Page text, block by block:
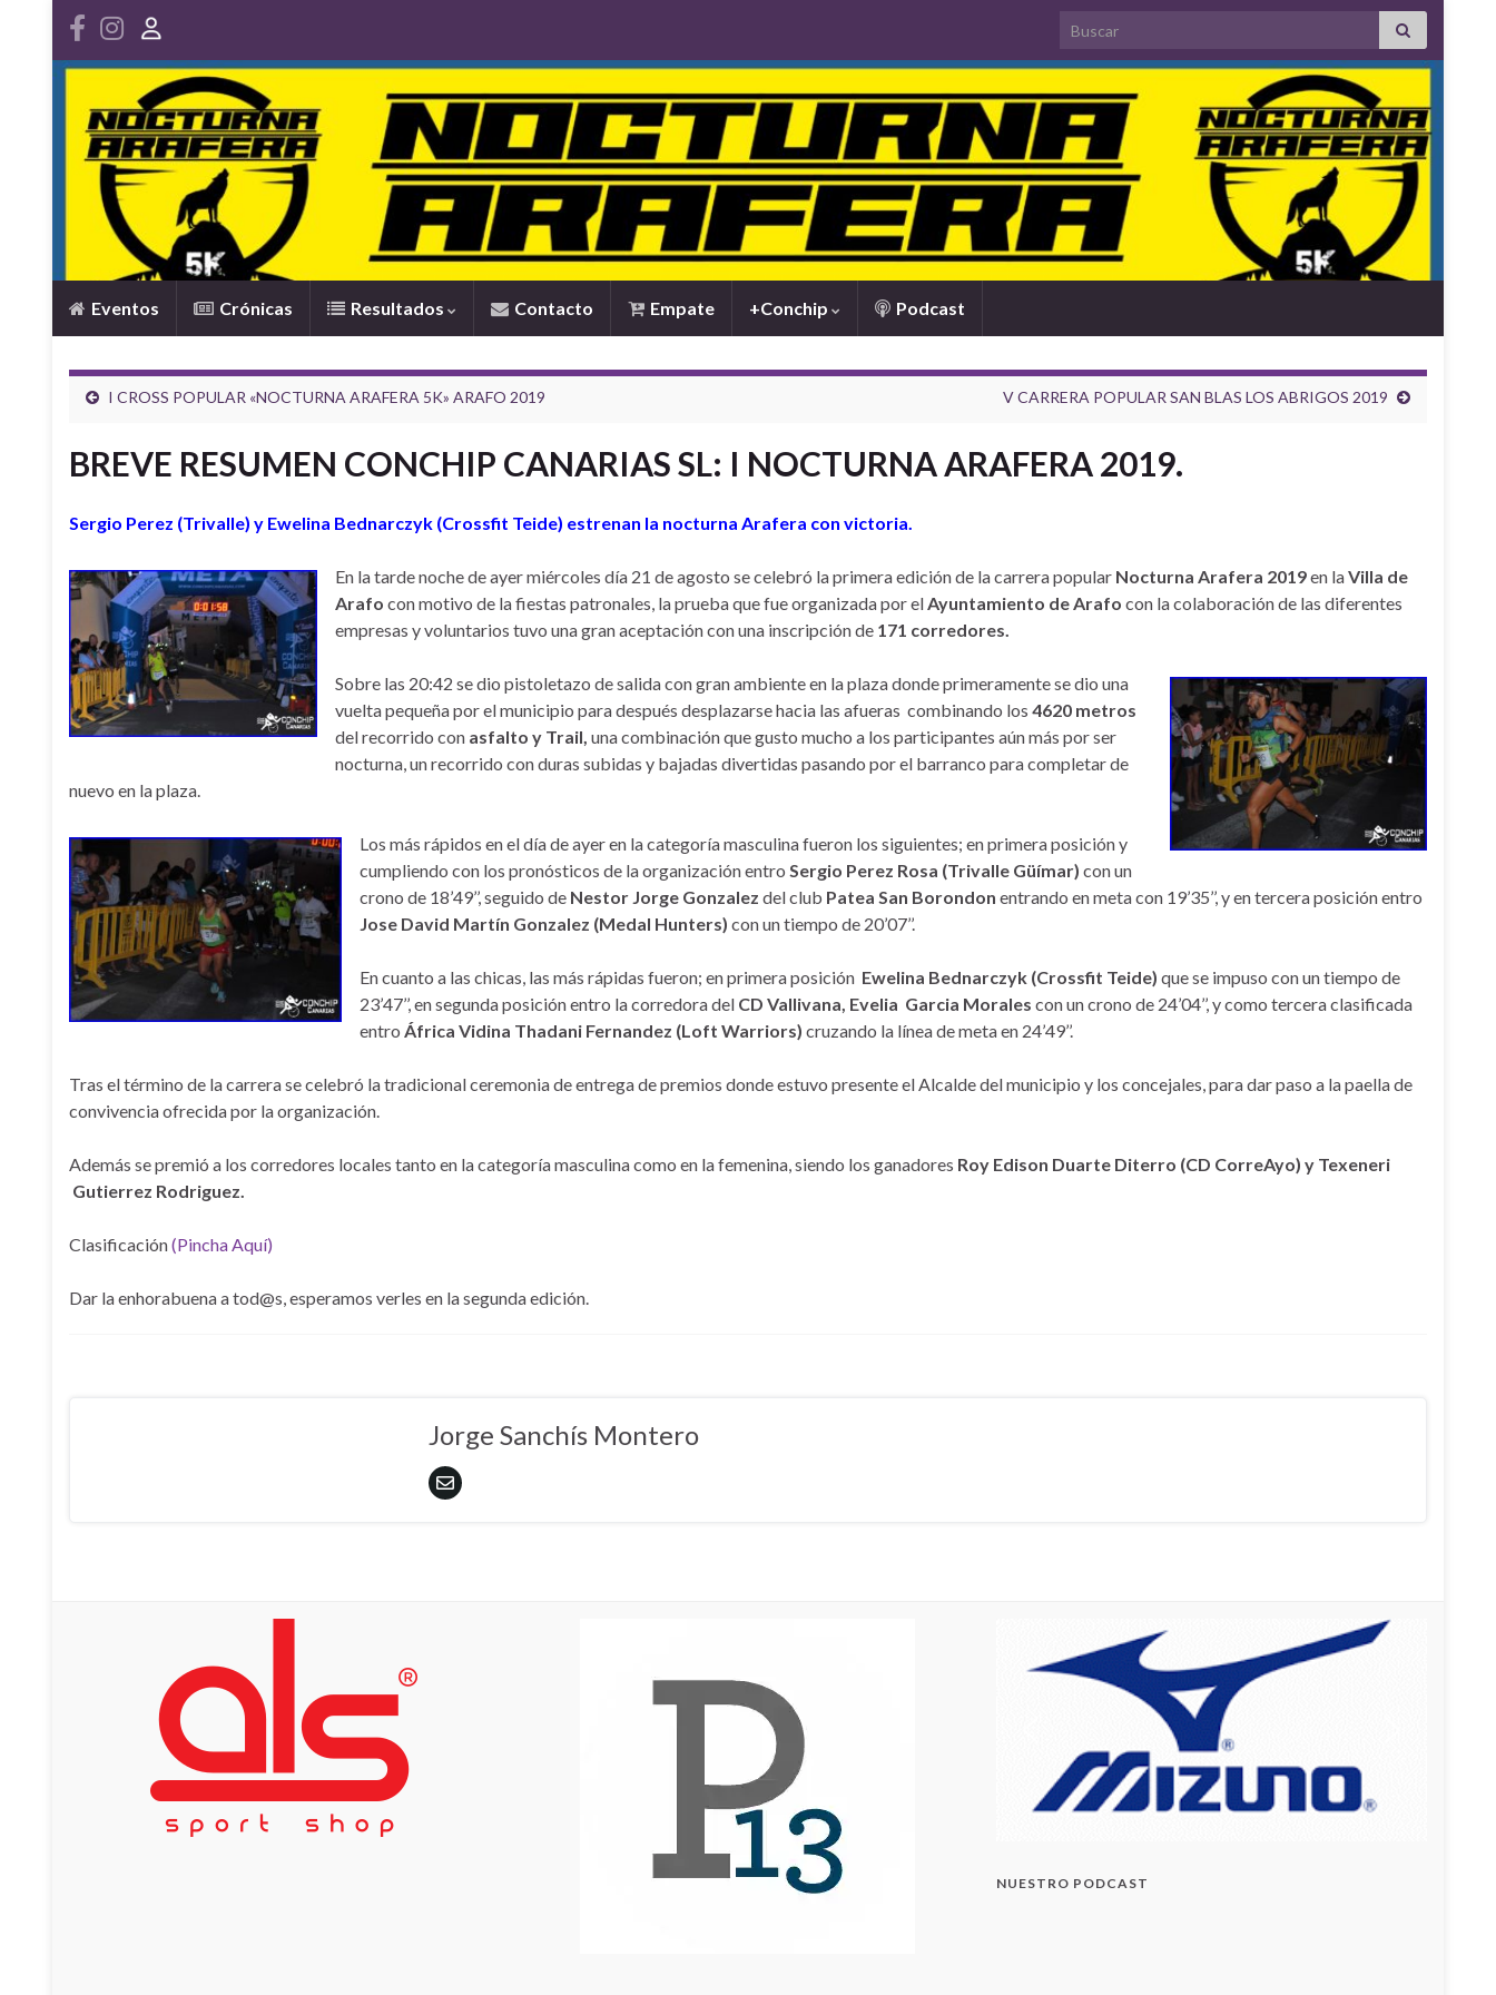
Search for:
Eventos Crónicas Resultados Contacto Empate +Conchip Podcast
I CROSS POPULAR «NOCTURNA ARAFERA 5K» ARAFO 2019 V CARRERA POPULAR SAN BLAS LOS ABRIGOS 2019
BREVE RESUMEN CONCHIP CANARIAS SL: I NOCTURNA ARAFERA 2019.
Sergio Perez (Trivalle) y Ewelina Bednarczyk (Crossfit Teide) estrenan la nocturna Arafera con victoria.
En la tarde noche de ayer miércoles día 21 de agosto se celebró la primera edición de la carrera popular Nocturna Arafera 2019en laVilla de
Arafo con motivo de la fiestas patronales, la prueba que fue organizada por elAyuntamiento de Arafo con la colaboración de las diferentes
empresas y voluntarios tuvo una gran aceptación con una inscripción de 171 corredores.
Sobre las 20:42 se dio pistoletazo de salida con gran ambiente en la plaza donde primeramente se dio una
vuelta pequeña por el municipio para después desplazarse hacia las afueras combinando los 4620 metros
del recorrido con asfalto y Trail, una combinación que gusto mucho a los participantes aún más por ser
nocturna, un recorrido con duras subidas y bajadas divertidas pasando por el barranco para completar de
nuevo en la plaza.
Los más rápidos en el día de ayer en la categoría masculina fueron los siguientes; en primera posición y
cumpliendo con los pronósticos de la organización entro Sergio Perez Rosa (Trivalle Güímar) con un
crono de 18’49’’, seguido de Nestor Jorge Gonzalez del club Patea San Borondon entrando en meta con 19’35’’, y en tercera posición entro
Jose David Martín Gonzalez (Medal Hunters) con un tiempo de 20’07’’.
En cuanto a las chicas, las más rápidas fueron; en primera posición Ewelina Bednarczyk (Crossfit Teide) que se impuso con un tiempo de
23’47’’, en segunda posición entro la corredora del CD Vallivana, Evelia Garcia Morales con un crono de 24’04’’, y como tercera clasificada
entro África Vidina Thadani Fernandez (Loft Warriors) cruzando la línea de meta en 24’49’’.
Tras el término de la carrera se celebró la tradicional ceremonia de entrega de premios donde estuvo presente el Alcalde del municipio y los concejales, para dar paso a la paella de
convivencia ofrecida por la organización.
Además se premió a los corredores locales tanto en la categoría masculina como en la femenina, siendo los ganadores Roy Edison Duarte Diterro (CD CorreAyo) y Texeneri
Gutierrez Rodriguez.
Clasificación(Pincha Aquí)
Dar la enhorabuena a tod@s, esperamos verles en la segunda edición.
Jorge Sanchís Montero
NUESTRO PODCAST